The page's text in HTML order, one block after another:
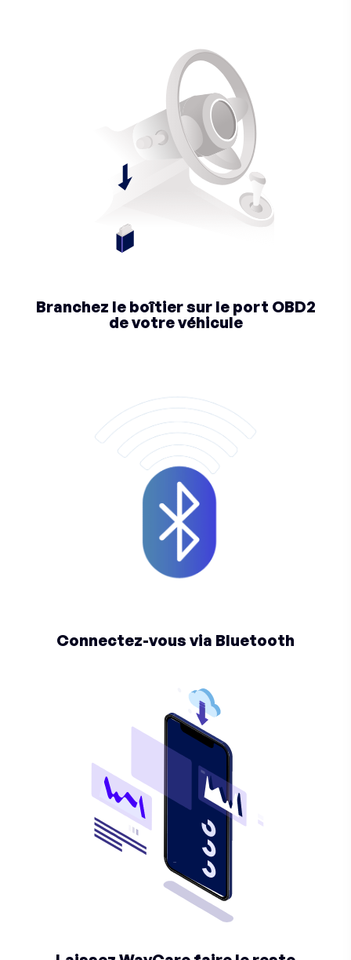
Branchez le boîtier sur le port OBD2
de votre véhicule
Connectez-vous via Bluetooth